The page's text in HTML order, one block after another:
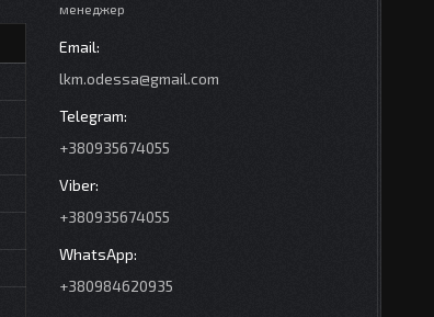
менеджер
lkm.odessa@gmail.com
+380935674055
+380935674055
+380984620935